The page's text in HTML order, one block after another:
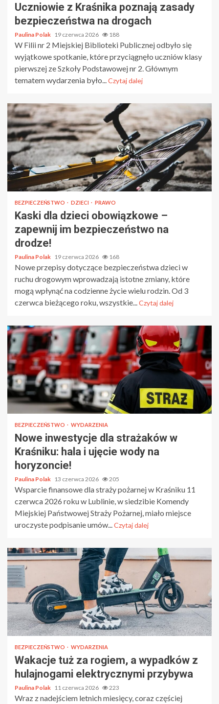
Uczniowie z Kraśnika poznają zasady
bezpieczeństwa na drogach
Paulina Polak 19 czerwca 2026 188
W Filii nr 2 Miejskiej Biblioteki Publicznej odbyło się
wyjątkowe spotkanie, które przyciągnęło uczniów klasy
pierwszej ze Szkoły Podstawowej nr 2. Głównym
tematem wydarzenia było...Czytaj dalej
BEZPIECZEŃSTWO DZIECI PRAWO
Kaski dla dzieci obowiązkowe –
zapewnij im bezpieczeństwo na
drodze!
Paulina Polak 19 czerwca 2026 168
Nowe przepisy dotyczące bezpieczeństwa dzieci w
ruchu drogowym wprowadzają istotne zmiany, które
mogą wpłynąć na codzienne życie wielu rodzin. Od 3
czerwca bieżącego roku, wszystkie...Czytaj dalej
BEZPIECZEŃSTWO WYDARZENIA
Nowe inwestycje dla strażaków w
Kraśniku: hala i ujęcie wody na
horyzoncie!
Paulina Polak 13 czerwca 2026 205
Wsparcie finansowe dla straży pożarnej w Kraśniku 11
czerwca 2026 roku w Lublinie, w siedzibie Komendy
Miejskiej Państwowej Straży Pożarnej, miało miejsce
uroczyste podpisanie umów...Czytaj dalej
BEZPIECZEŃSTWO WYDARZENIA
Wakacje tuż za rogiem, a wypadków z
hulajnogami elektrycznymi przybywa
Paulina Polak 11 czerwca 2026 223
Wraz z nadejściem letnich miesięcy, coraz częściej